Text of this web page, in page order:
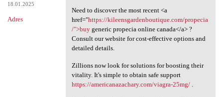
18.01.2025
Adres
Need to discover the most recent <a
href="https://kileensgardenboutique.com/propecia
/">buygeneric propecia online canada</a> ?
Consult our website for cost-effective options and
detailed details.
Zillions now look for solutions for boosting their
vitality. It's simple to obtain safe support
https://americanazachary.com/viagra-25mg/.